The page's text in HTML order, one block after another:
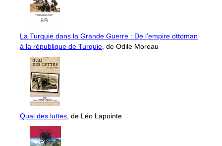
La Turquie dans la Grande Guerre : De l’empire ottoman
à la république de Turquie, de Odile Moreau
Quai des luttes, de Léo Lapointe